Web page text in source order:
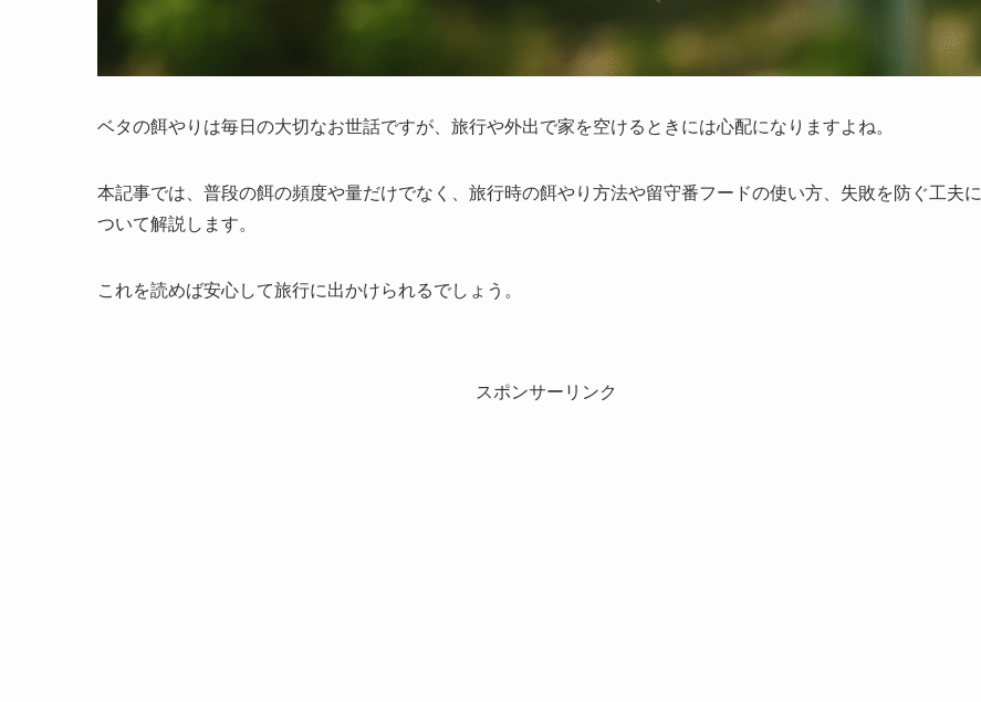
ベタの餌やりは毎日の大切なお世話ですが、旅行や外出で家を空けるときには心配になりますよね。
本記事では、普段の餌の頻度や量だけでなく、旅行時の餌やり方法や留守番フードの使い方、失敗を防ぐ工夫に
ついて解説します。
これを読めば安心して旅行に出かけられるでしょう。
スポンサーリンク